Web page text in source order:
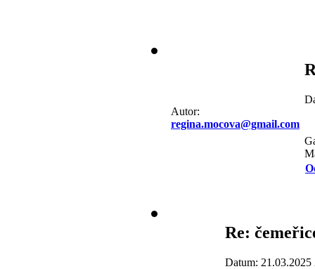
Autor:
regina.mocova@gmail.com
Re:
Datum: 21.03.2025